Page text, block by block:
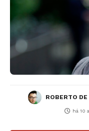
ROBERTO
há 10